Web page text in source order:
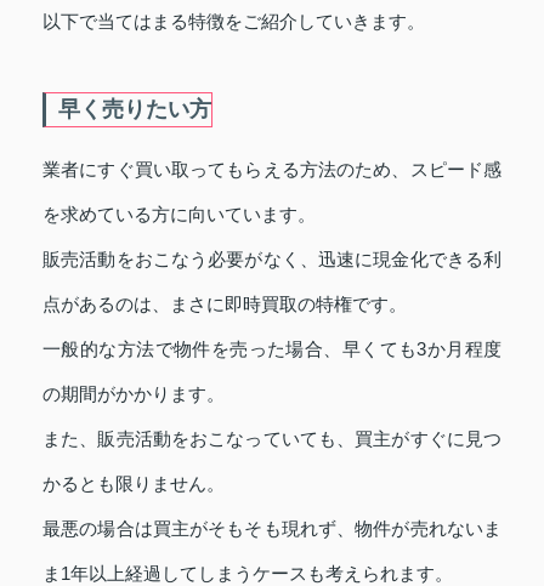
以下で当てはまる特徴をご紹介していきます。
早く売りたい方
業者にすぐ買い取ってもらえる方法のため、スピード感
を求めている方に向いています。
販売活動をおこなう必要がなく、迅速に現金化できる利
点があるのは、まさに即時買取の特権です。
一般的な方法で物件を売った場合、早くても3か月程度
の期間がかかります。
また、販売活動をおこなっていても、買主がすぐに見つ
かるとも限りません。
最悪の場合は買主がそもそも現れず、物件が売れないま
ま1年以上経過してしまうケースも考えられます。